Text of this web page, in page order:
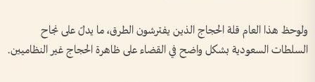
ولوحظ هذا العام قلة الحجاج الذين يفترشون الطرق، ما يدلّ على نجاح
السلطات السعودية بشكل واضح في القضاء على ظاهرة الحجاج غير النظاميين.